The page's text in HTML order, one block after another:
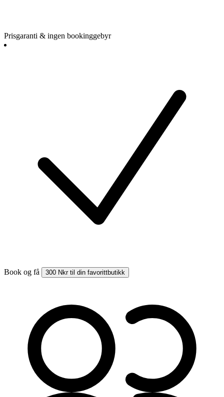
Prisgaranti & ingen bookinggebyr
Book og få 300 Nkr til din favorittbutikk